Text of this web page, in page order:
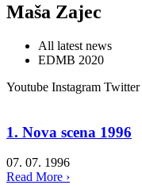
Maša Zajec
All latest news
EDMB 2020
Youtube Instagram Twitter
1. Nova scena 1996
07. 07. 1996
Read More ›